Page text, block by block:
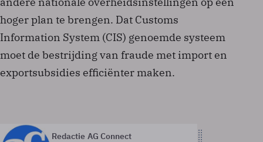
hoger plan te brengen. Dat Customs
Information System (CIS) genoemde systeem
moet de bestrijding van fraude met import­ en
exportsubsidies efficiënter maken.
Redactie AG Connect